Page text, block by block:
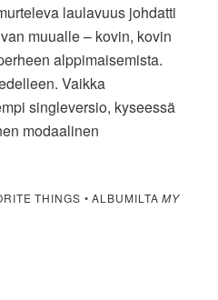
laulavuus johdatti
muualle – kovin, kovin
alppimaisemista.
Vaikka
singleversio, kyseessä
modaalinen
THINGS • ALBUMILTAMY